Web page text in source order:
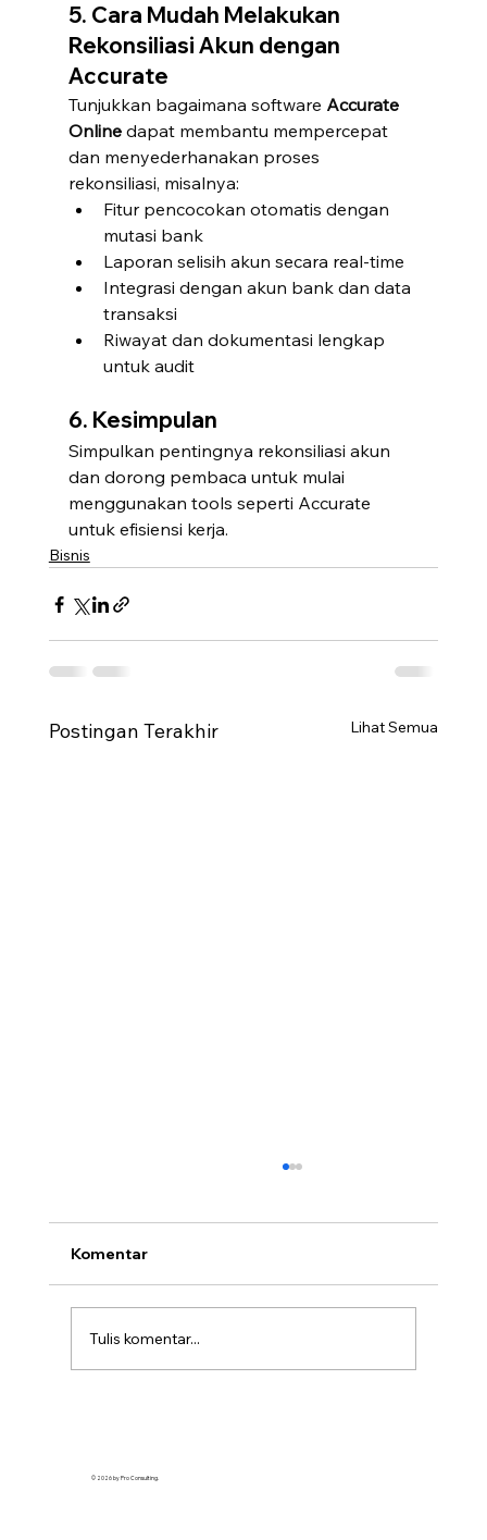
5. Cara Mudah Melakukan
Rekonsiliasi Akun dengan
Accurate
Tunjukkan bagaimana software Accurate
Online dapat membantu mempercepat
dan menyederhanakan proses
rekonsiliasi, misalnya:
Fitur pencocokan otomatis dengan
mutasi bank
Laporan selisih akun secara real-time
Integrasi dengan akun bank dan data
transaksi
Riwayat dan dokumentasi lengkap
untuk audit
6. Kesimpulan
Simpulkan pentingnya rekonsiliasi akun
dan dorong pembaca untuk mulai
menggunakan tools seperti Accurate
untuk efisiensi kerja.
Bisnis
Postingan Terakhir Lihat Semua
Bisnis
Komentar
Tulis komentar...
© 2026 by Pro Consulting.